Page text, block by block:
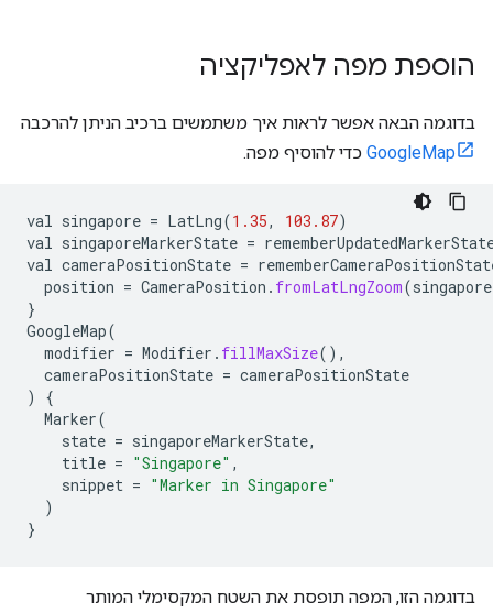
הוספת מפה לאפליקציה
בדוגמה הבאה אפשר לראות איך משתמשים ברכיב הניתן להרכבה
GoogleMap כדי להוסיף מפה.
val singapore = LatLng(1.35, 103.87)
val singaporeMarkerState =
val cameraPositionState =
position = CameraPosition . fromLatLngZoom(singapore
}
GoogleMap(
modifier = Modifier . fillMaxSize(),
cameraPositionState = cameraPositionState
)
{
Marker(
state = singaporeMarkerState,
title = "Singapore" ,
snippet = "Marker in Singapore"
)
}
בדוגמה הזו, המפה תופסת את השטח המקסימלי המותר